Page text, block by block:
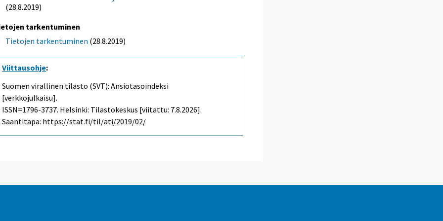
(28.8.2019)
tarkentuminen
Tietojen tarkentuminen (28.8.2019)
Viittausohje:
Suomen virallinen tilasto (SVT): Ansiotasoindeksi
[verkkojulkaisu].
ISSN=1796-3737. Helsinki: Tilastokeskus [viitattu: 7.8.2026].
Saantitapa: https://stat.fi/til/ati/2019/02/